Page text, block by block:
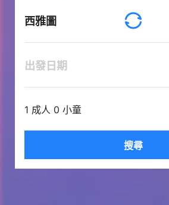
西雅圖
出發日期
1 成人 0 小童
搜尋